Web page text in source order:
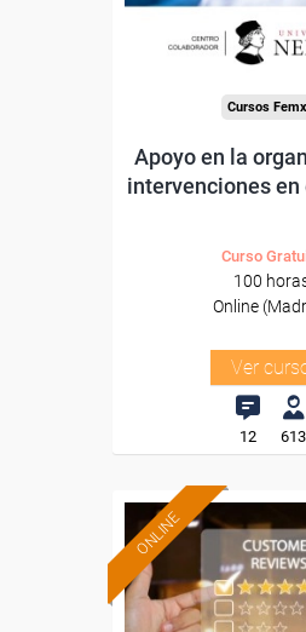
Para todos los
Cursos
Apoyo en la
intervenciones
Curso
100
Online
Ver
12 613
ONLINE
Formación